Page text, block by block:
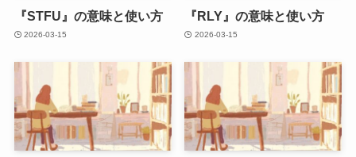
『STFU』の意味と使い方
2026-03-15
『RLY』の意味と使い方
2026-03-15